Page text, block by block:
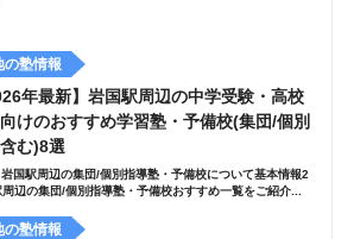
の塾情報
年最新】岩国駅周辺の中学受験・高校
けのおすすめ学習塾・予備校(集団/個別
む)8選
岩国駅周辺の集団/個別指導塾・予備校について基本情報2
辺の集団/個別指導塾・予備校おすすめ一覧をご紹介...
の塾情報